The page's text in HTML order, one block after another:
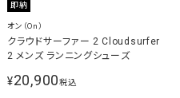
即納
オン（On）
クラウドサーファー 2 Cloudsurfer
2 メンズ ランニングシューズ
¥20,900税込